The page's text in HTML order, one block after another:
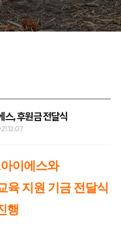
스, 후원금 전달식
이에스와
육 지원 기금 전달식
행